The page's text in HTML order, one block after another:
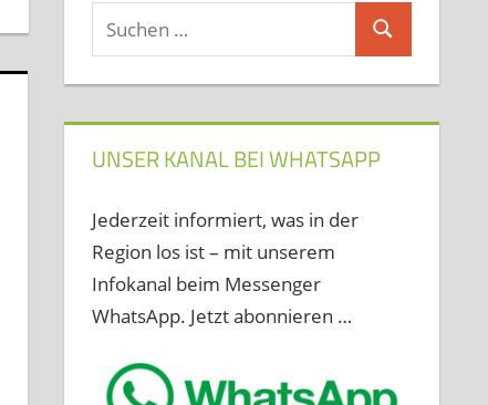
Suchen
nach:
Suchen
UNSER KANAL BEI WHATSAPP
Jederzeit informiert, was in der
Region los ist – mit unserem
Infokanal beim Messenger
WhatsApp. Jetzt abonnieren …